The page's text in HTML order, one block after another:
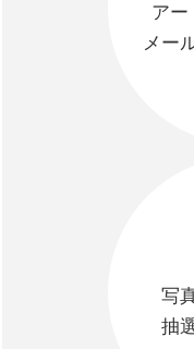
アー
メー
写
抽